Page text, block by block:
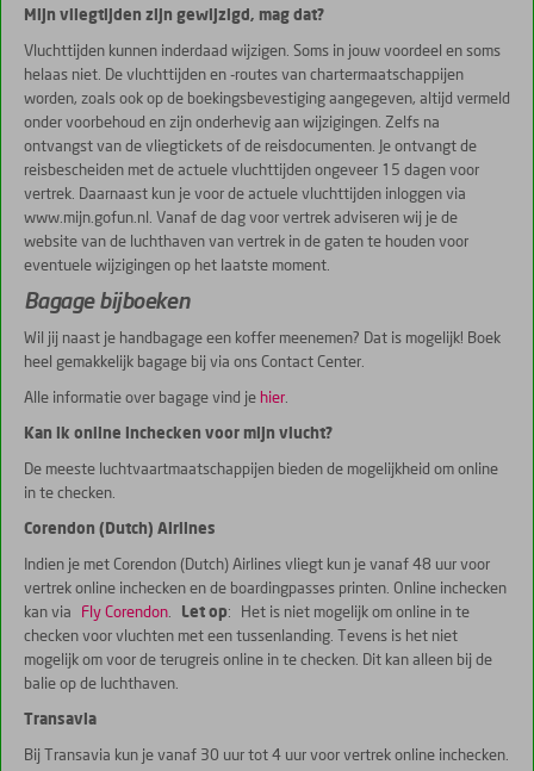
Mijn vliegtijden zijn gewijzigd, mag dat?
Vluchttijden kunnen inderdaad wijzigen. Soms in jouw voordeel en soms
helaas niet. De vluchttijden en -routes van chartermaatschappijen
worden, zoals ook op de boekingsbevestiging aangegeven, altijd vermeld
onder voorbehoud en zijn onderhevig aan wijzigingen. Zelfs na
ontvangst van de vliegtickets of de reisdocumenten. Je ontvangt de
reisbescheiden met de actuele vluchttijden ongeveer 15 dagen voor
vertrek. Daarnaast kun je voor de actuele vluchttijden inloggen via
www.mijn.gofun.nl. Vanaf de dag voor vertrek adviseren wij je de
website van de luchthaven van vertrek in de gaten te houden voor
eventuele wijzigingen op het laatste moment.
Bagage bijboeken
Wil jij naast je handbagage een koffer meenemen? Dat is mogelijk! Boek
heel gemakkelijk bagage bij via ons Contact Center.
Alle informatie over bagage vind je hier.
Kan ik online inchecken voor mijn vlucht?
De meeste luchtvaartmaatschappijen bieden de mogelijkheid om online
in te checken.
Corendon (Dutch) Airlines
Indien je met Corendon (Dutch) Airlines vliegt kun je vanaf 48 uur voor
vertrek online inchecken en de boardingpasses printen. Online inchecken
kan via Fly Corendon. Let op: Het is niet mogelijk om online in te
checken voor vluchten met een tussenlanding. Tevens is het niet
mogelijk om voor de terugreis online in te checken. Dit kan alleen bij de
balie op de luchthaven.
Transavia
Bij Transavia kun je vanaf 30 uur tot 4 uur voor vertrek online inchecken.